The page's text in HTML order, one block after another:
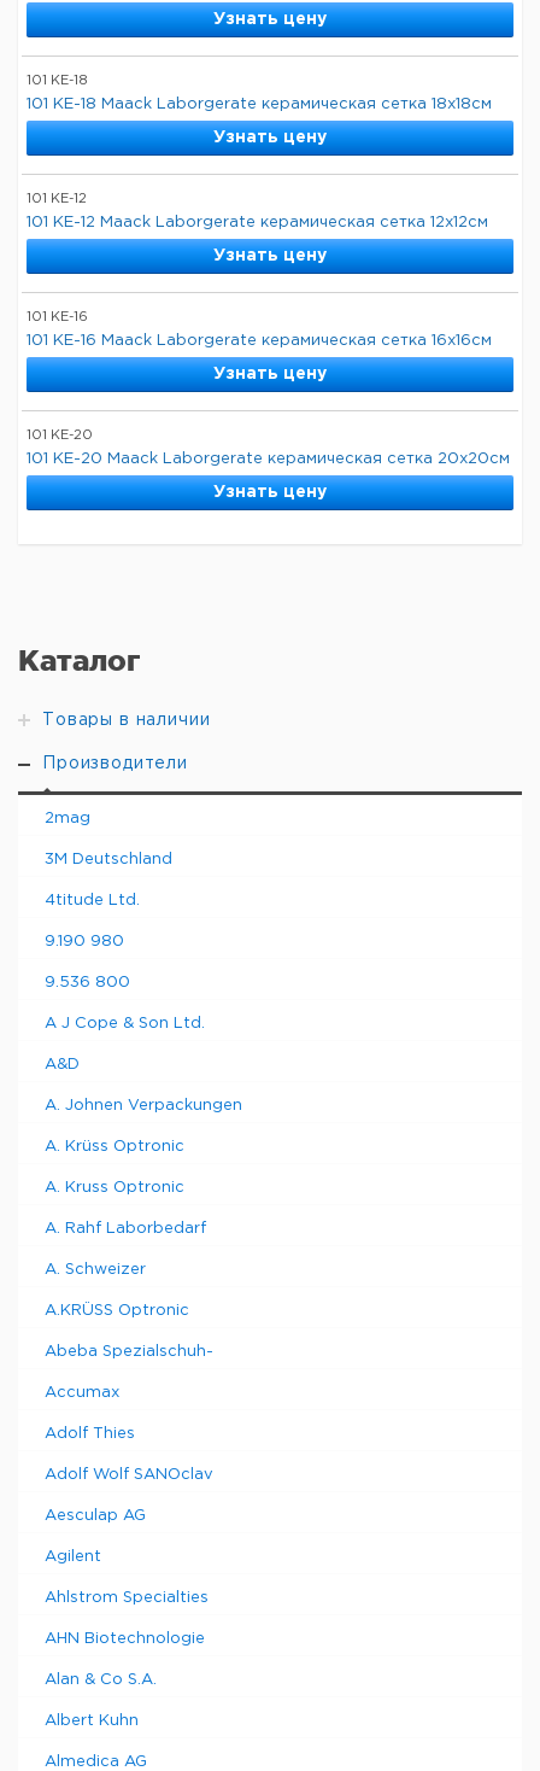
Каталог
Товары в наличии
Производители
2mag
3M Deutschland
4titude Ltd.
9.190 980
9.536 800
A J Cope & Son Ltd.
A&D
A. Johnen Verpackungen
A. Krüss Optronic
A. Kruss Optronic
A. Rahf Laborbedarf
A. Schweizer
A.KRÜSS Optronic
Abeba Spezialschuh-
Accumax
Adolf Thies
Adolf Wolf SANOclav
Aesculap AG
Agilent
Ahlstrom Specialties
AHN Biotechnologie
Alan & Co S.A.
Albert Kuhn
Almedica AG
Узнать цену
101 KE-18
101 KE-18 Maack Laborgerate керамическая сетка 18x18см
Узнать цену
101 KE-12
101 KE-12 Maack Laborgerate керамическая сетка 12x12см
Узнать цену
101 KE-16
101 KE-16 Maack Laborgerate керамическая сетка 16x16см
Узнать цену
101 KE-20
101 KE-20 Maack Laborgerate керамическая сетка 20x20см
Узнать цену